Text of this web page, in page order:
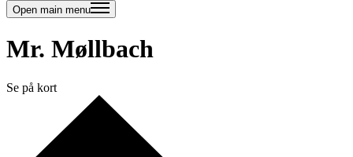
Open main menu
Mr. Møllbach
Se på kort